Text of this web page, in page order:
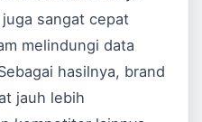
sangat cepat
melindungi data
hasilnya, brand
jauh lebih